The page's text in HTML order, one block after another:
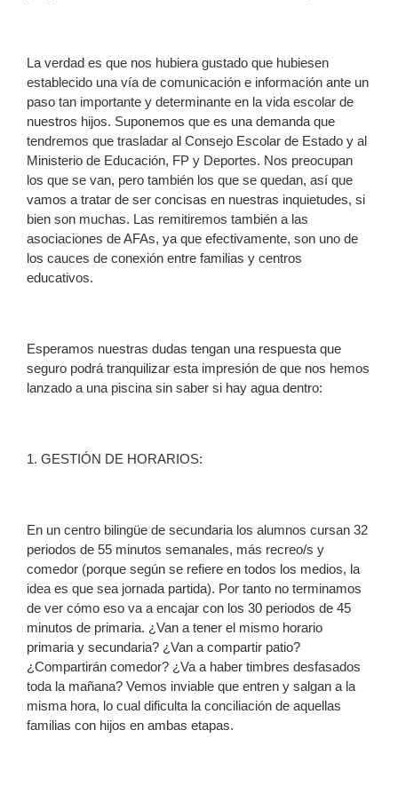
La verdad es que nos hubiera gustado que hubiesen
establecido una vía de comunicación e información ante un
paso tan importante y determinante en la vida escolar de
nuestros hijos. Suponemos que es una demanda que
tendremos que trasladar al Consejo Escolar de Estado y al
Ministerio de Educación, FP y Deportes. Nos preocupan
los que se van, pero también los que se quedan, así que
vamos a tratar de ser concisas en nuestras inquietudes, si
bien son muchas. Las remitiremos también a las
asociaciones de AFAs, ya que efectivamente, son uno de
los cauces de conexión entre familias y centros
educativos.
Esperamos nuestras dudas tengan una respuesta que
seguro podrá tranquilizar esta impresión de que nos hemos
lanzado a una piscina sin saber si hay agua dentro:
1. GESTIÓN DE HORARIOS:
En un centro bilingüe de secundaria los alumnos cursan 32
periodos de 55 minutos semanales, más recreo/s y
comedor (porque según se refiere en todos los medios, la
idea es que sea jornada partida). Por tanto no terminamos
de ver cómo eso va a encajar con los 30 periodos de 45
minutos de primaria. ¿Van a tener el mismo horario
primaria y secundaria? ¿Van a compartir patio?
¿Compartirán comedor? ¿Va a haber timbres desfasados
toda la mañana? Vemos inviable que entren y salgan a la
misma hora, lo cual dificulta la conciliación de aquellas
familias con hijos en ambas etapas.